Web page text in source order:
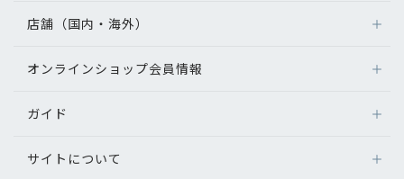
店舗（国内・海外）
オンラインショップ会員情報
ガイド
サイトについて